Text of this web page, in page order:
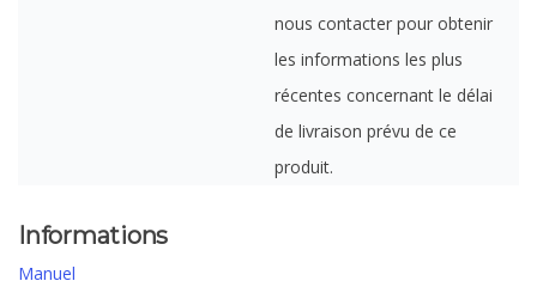
nous contacter pour obtenir
les informations les plus
récentes concernant le délai
de livraison prévu de ce
produit.
Informations
Manuel